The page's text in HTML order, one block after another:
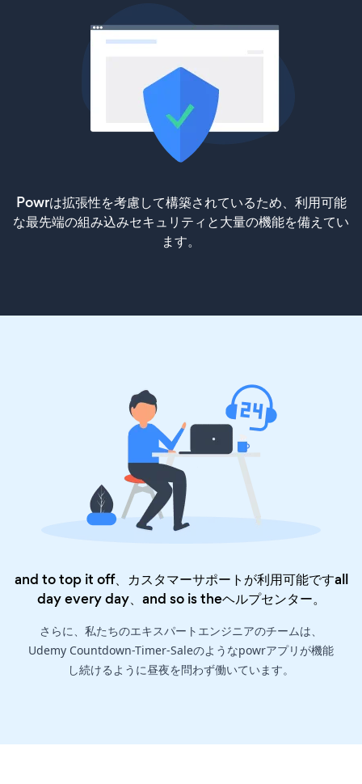
Powrは拡張性を考慮して構築されているため、利用可能
な最先端の組み込みセキュリティと大量の機能を備えてい
ます。
and to top it off、カスタマーサポートが利用可能ですall
day every day、and so is theヘルプセンター。
さらに、私たちのエキスパートエンジニアのチームは、
Udemy Countdown-Timer-Saleのようなpowrアプリが機能
し続けるように昼夜を問わず働いています。